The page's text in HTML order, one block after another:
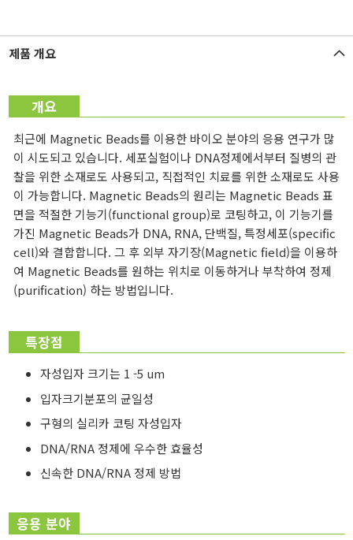
제품 개요
개요
최근에 Magnetic Beads를 이용한 바이오 분야의 응용 연구가 많
이 시도되고 있습니다. 세포실험이나 DNA정제에서부터 질병의 관
찰을 위한 소재로도 사용되고, 직접적인 치료를 위한 소재로도 사용
이 가능합니다. Magnetic Beads의 원리는 Magnetic Beads 표
면을 적절한 기능기(functional group)로 코팅하고, 이 기능기를
가진 Magnetic Beads가 DNA, RNA, 단백질, 특정세포(specific
cell)와 결합합니다. 그 후 외부 자기장(Magnetic field)을 이용하
여 Magnetic Beads를 원하는 위치로 이동하거나 부착하여 정제
(purification) 하는 방법입니다.
특장점
자성입자 크기는 1 -5 um
입자크기분포의 균일성
구형의 실리카 코팅 자성입자
DNA/RNA 정제에 우수한 효율성
신속한 DNA/RNA 정제 방법
응용 분야